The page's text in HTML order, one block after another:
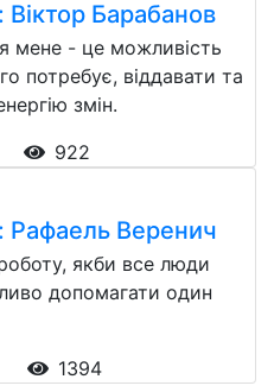
Барабанов
мене - це можливість
потребує, віддавати та
змін.
922
Рафаель Веренич
якби все люди
допомагати один
1394